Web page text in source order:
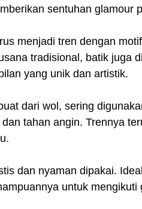
sentuhan glamour
menjadi tren dengan
tradisional, batik juga
yang unik dan artistik.
dari wol, sering
tahan angin. Trennya
dan nyaman dipakai.
untuk mengikuti